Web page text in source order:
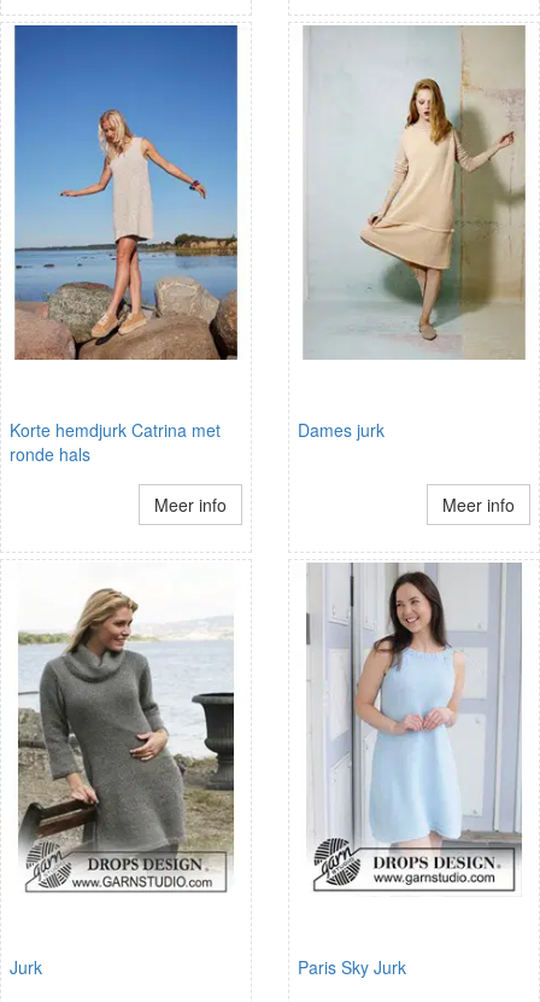
Korte hemdjurk Catrina met
ronde hals
Meer info
Dames jurk
Meer info
Jurk Paris Sky Jurk